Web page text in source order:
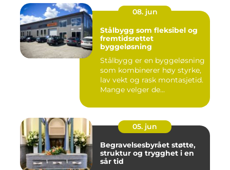
08. jun
Stålbygg som fleksibel og
fremtidsrettet
byggeløsning
Stålbygg er en byggeløsning
som kombinerer høy styrke,
lav vekt og rask montasjetid.
Mange velger de...
05. jun
Begravelsesbyrået støtte,
struktur og trygghet i en
sår tid